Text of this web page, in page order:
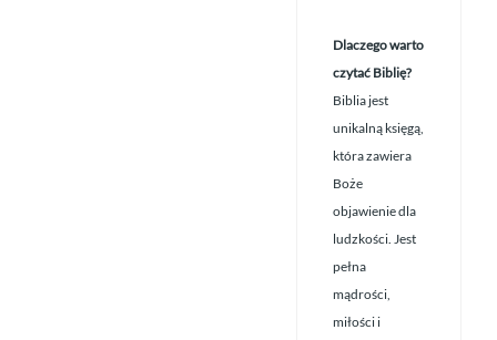
Dlaczego warto
czytać Biblię?
Biblia jest
unikalną księgą,
która zawiera
Boże
objawienie dla
ludzkości. Jest
pełna
mądrości,
miłości i